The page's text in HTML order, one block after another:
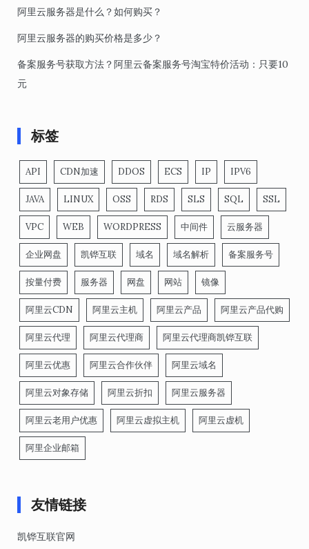
阿里云服务器是什么？如何购买？
阿里云服务器的购买价格是多少？
备案服务号获取方法？阿里云备案服务号淘宝特价活动：只要10
元
标签
API CDN加速 DDOS ECS IP IPV6
JAVA LINUX OSS RDS SLS SQL SSL
VPC WEB WORDPRESS 中间件 云服务器
企业网盘 凯铧互联 域名 域名解析 备案服务号
按量付费 服务器 网盘 网站 镜像
阿里云CDN 阿里云主机 阿里云产品 阿里云产品代购
阿里云代理 阿里云代理商 阿里云代理商凯铧互联
阿里云优惠 阿里云合作伙伴 阿里云域名
阿里云对象存储 阿里云折扣 阿里云服务器
阿里云老用户优惠 阿里云虚拟主机 阿里云虚机
阿里企业邮箱
友情链接
凯铧互联官网